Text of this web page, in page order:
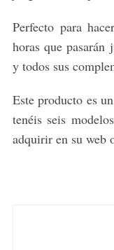
Perfecto para
horas que pasarán
y todos sus
Este producto es
tenéis seis
adquirir en su web